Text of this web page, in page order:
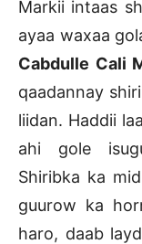
Markii intaas
ayaa waxaa
Cabdulle Cali
qaadannay
liidan. Haddii
ahi gole
Shiribka ka
guurow ka
haro, daab